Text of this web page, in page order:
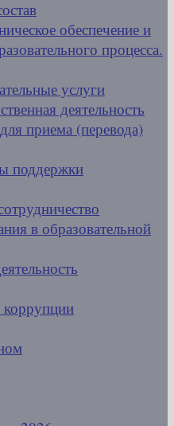
обеспечение и
процесса.
услуги
деятельность
приема (перевода)
поддержки
в образовательной
коррупции